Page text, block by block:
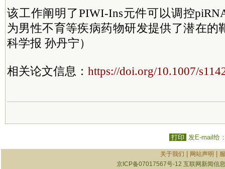
该工作阐明了PIWI-Ins元件可以调控
为男性不育等疾病药物研发提供了潜在的
科学报 孙丹宁）
相关论文信息： https://doi.org/10.1007/
打印 发E-mail给
关于我们 网站声明
京ICP备07017567号-12 互联网新闻信